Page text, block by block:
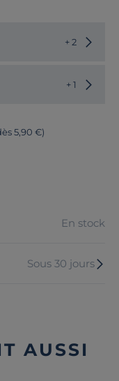
+ 2
+ 1
5,90 €)
En stock
Sous 30 jours
AUSSI